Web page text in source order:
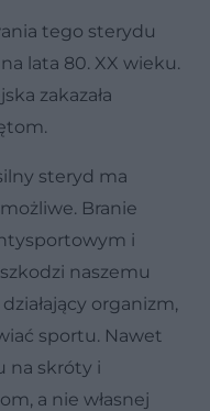
tego sterydu
lata 80. XX wieku.
zakazała
steryd ma
Branie
i
naszemu
organizm,
sportu. Nawet
na skróty i
a nie własnej